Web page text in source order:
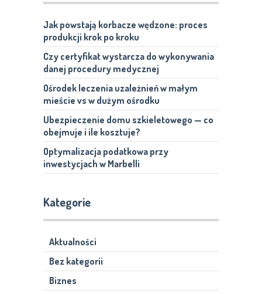
Jak powstają korbacze wędzone: proces
produkcji krok po kroku
Czy certyfikat wystarcza do wykonywania
danej procedury medycznej
Ośrodek leczenia uzależnień w małym
mieście vs w dużym ośrodku
Ubezpieczenie domu szkieletowego — co
obejmuje i ile kosztuje?
Optymalizacja podatkowa przy
inwestycjach w Marbelli
Kategorie
Aktualności
Bez kategorii
Biznes